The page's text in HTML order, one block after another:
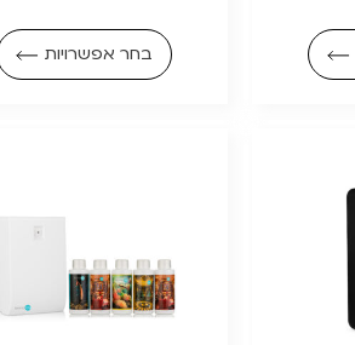
בחר אפשרויות